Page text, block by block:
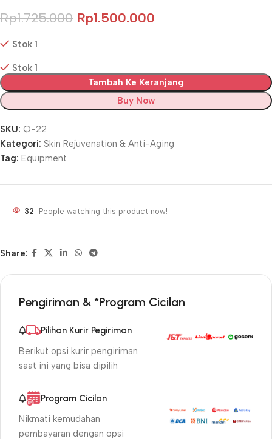
Rp1.725.000 Rp1.500.000
Stok 1
Stok 1
Tambah Ke Keranjang
Buy Now
SKU: Q-22
Kategori: Skin Rejuvenation & Anti-Aging
Tag: Equipment
32 People watching this product now!
Share:
Pengiriman & *Program Cicilan
Pilihan Kurir Pegiriman
Berikut opsi kurir pengiriman
saat ini yang bisa dipilih
Program Cicilan
Nikmati kemudahan
pembayaran dengan opsi